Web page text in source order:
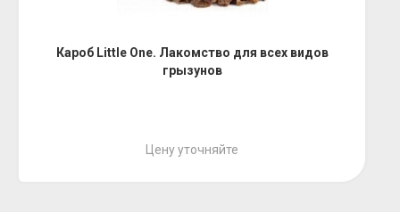
Кароб Little One. Лакомство для всех видов
грызунов
Цену уточняйте